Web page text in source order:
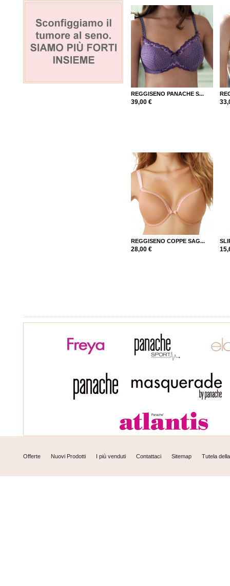
REGGISENO PANACHE S...
39,00 €
REGGISENO COPPE SAG...
28,00 €
Offerte Nuovi Prodotti I più venduti Contattaci Sitemap Tutela